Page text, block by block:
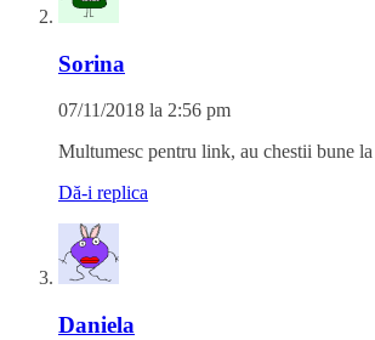
Sorina
07/11/2018 la 2:56 pm
Multumesc pentru link, au chestii bune
Dă-i replica
Daniela